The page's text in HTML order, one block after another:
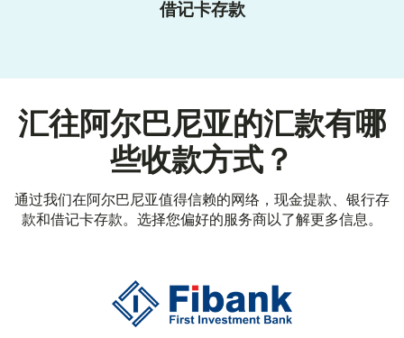
借记卡存款
汇往阿尔巴尼亚的汇款有哪
些收款方式？
通过我们在阿尔巴尼亚值得信赖的网络，现金提款、银行存
款和借记卡存款。选择您偏好的服务商以了解更多信息。